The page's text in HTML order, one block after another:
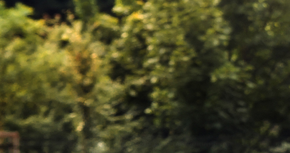
跳到主要內容區塊